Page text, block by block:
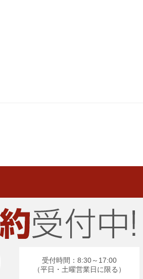
受付時間：8:30～17:00
（平日・土曜営業日に限る）